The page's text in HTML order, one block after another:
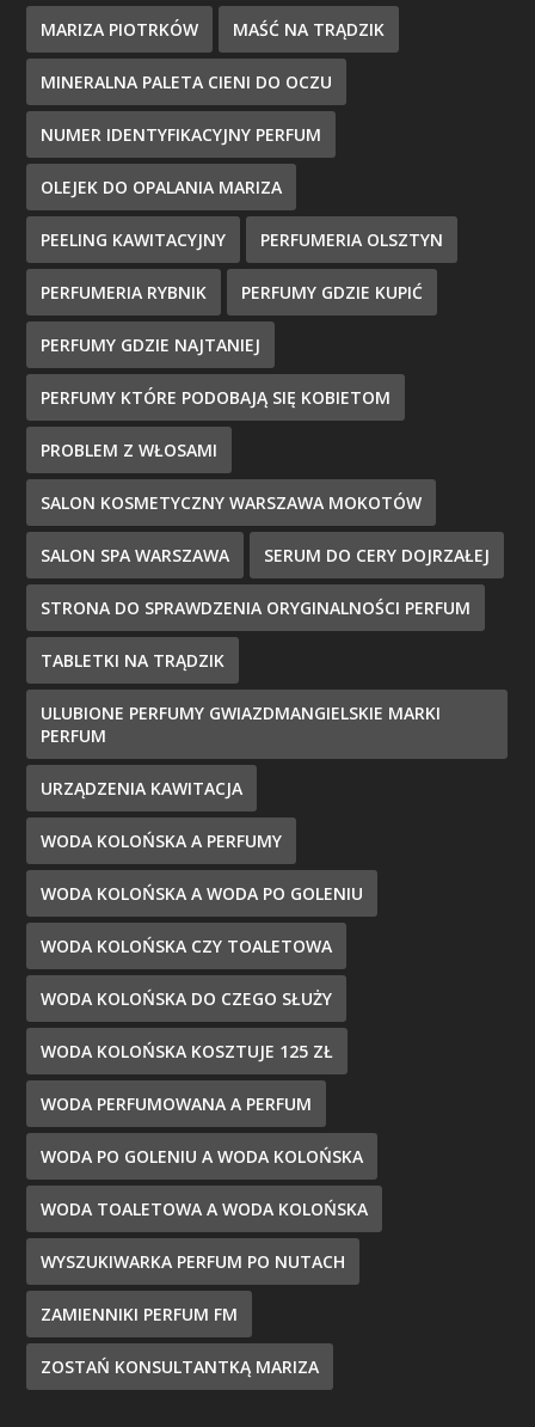
MARIZA PIOTRKÓW MAŚĆ NA TRĄDZIK
MINERALNA PALETA CIENI DO OCZU
NUMER IDENTYFIKACYJNY PERFUM
OLEJEK DO OPALANIA MARIZA
PEELING KAWITACYJNY PERFUMERIA OLSZTYN
PERFUMERIA RYBNIK PERFUMY GDZIE KUPIĆ
PERFUMY GDZIE NAJTANIEJ
PERFUMY KTÓRE PODOBAJĄ SIĘ KOBIETOM
PROBLEM Z WŁOSAMI
SALON KOSMETYCZNY WARSZAWA MOKOTÓW
SALON SPA WARSZAWA SERUM DO CERY DOJRZAŁEJ
STRONA DO SPRAWDZENIA ORYGINALNOŚCI PERFUM
TABLETKI NA TRĄDZIK
ULUBIONE PERFUMY GWIAZDMANGIELSKIE MARKI
PERFUM
URZĄDZENIA KAWITACJA
WODA KOLOŃSKA A PERFUMY
WODA KOLOŃSKA A WODA PO GOLENIU
WODA KOLOŃSKA CZY TOALETOWA
WODA KOLOŃSKA DO CZEGO SŁUŻY
WODA KOLOŃSKA KOSZTUJE 125 ZŁ
WODA PERFUMOWANA A PERFUM
WODA PO GOLENIU A WODA KOLOŃSKA
WODA TOALETOWA A WODA KOLOŃSKA
WYSZUKIWARKA PERFUM PO NUTACH
ZAMIENNIKI PERFUM FM
ZOSTAŃ KONSULTANTKĄ MARIZA